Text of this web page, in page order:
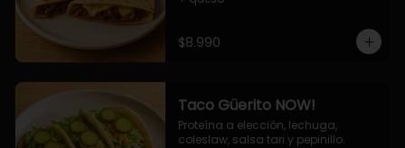
$8.990
Taco Güerito NOW!
Proteína a elección, lechuga,
coleslaw, salsa tari y pepinillo.